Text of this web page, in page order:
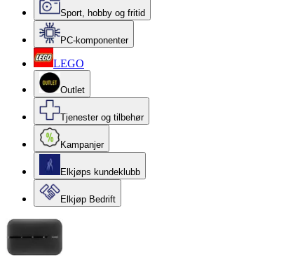
Sport, hobby og fritid
PC-komponenter
LEGO
Outlet
Tjenester og tilbehør
Kampanjer
Elkjøps kundeklubb
Elkjøp Bedrift